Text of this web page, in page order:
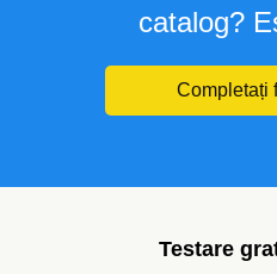
catalog?
Completați
Testare